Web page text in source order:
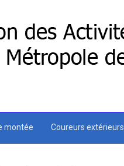
montée Coureurs extérieurs